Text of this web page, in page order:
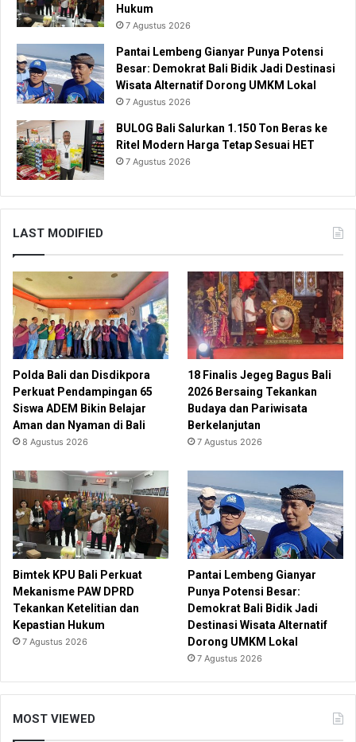
Hukum
7 Agustus 2026
Pantai Lembeng Gianyar Punya Potensi
Besar: Demokrat Bali Bidik Jadi Destinasi
Wisata Alternatif Dorong UMKM Lokal
7 Agustus 2026
BULOG Bali Salurkan 1.150 Ton Beras ke
Ritel Modern Harga Tetap Sesuai HET
7 Agustus 2026
LAST MODIFIED
Polda Bali dan Disdikpora
Perkuat Pendampingan 65
Siswa ADEM Bikin Belajar
Aman dan Nyaman di Bali
8 Agustus 2026
18 Finalis Jegeg Bagus Bali
2026 Bersaing Tekankan
Budaya dan Pariwisata
Berkelanjutan
7 Agustus 2026
Bimtek KPU Bali Perkuat
Mekanisme PAW DPRD
Tekankan Ketelitian dan
Kepastian Hukum
7 Agustus 2026
Pantai Lembeng Gianyar
Punya Potensi Besar:
Demokrat Bali Bidik Jadi
Destinasi Wisata Alternatif
Dorong UMKM Lokal
7 Agustus 2026
MOST VIEWED